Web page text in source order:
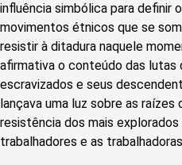
influência simbólica para definir
movimentos étnicos que se
resistir à ditadura naquele
afirmativa o conteúdo das lutas
escravizados e seus
lançava uma luz sobre as raízes
resistência dos mais
trabalhadores e as